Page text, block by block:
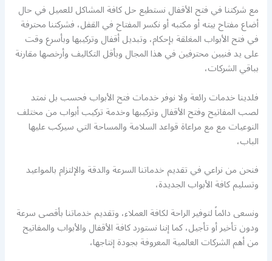
مع شركتنا في فتح الأقفال نستطيع حل كافة المشاكل للعميل في حال
أضاع مفتاح بيته أو مكتبه أو نكسر المفتاح في القفل، فشركتنا محترفة
في فتح الأبواب المغلقة بإحكام، وتبديل أقفال وتركيبها وبأسرع وقت
على يد فنيين محترفين في هذا المجال وبأقل التكاليف وأرخصها مقارنة
بباقي الشركات،
فلدينا خدمات رائعة ولا نوفر خدمات فتح الأبواب فحسب بل نمتد
لصب المفاتيح وفتح الأقفال وتركيبها وخدمة تركيب أبواب من مختلف
النوعيات مع مع مراعاة قواعد السلامة والمساحة التي سيركب عليها
الباب،
فنحن من نراعي في تقديم خدماتنا السرعة والدقة والإلتزام بالمواعيد
وتسليم كافة الأبواب الجديدة،
ونسعى دائماً لتوفير الراحة لكافة العملاء، وتقديم خدماتنا بأقصى سرعة
ودون تأخير أو تأجيل، كما إننا نستورد كافة الأقفال والأبواب والمفاتيح
من أهم الشركات العالمية المعروفة بجودة إنتاجها،